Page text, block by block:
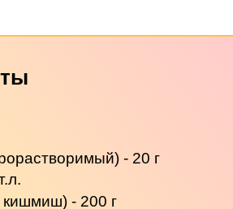
- 20 г
кишмиш) - 200 г